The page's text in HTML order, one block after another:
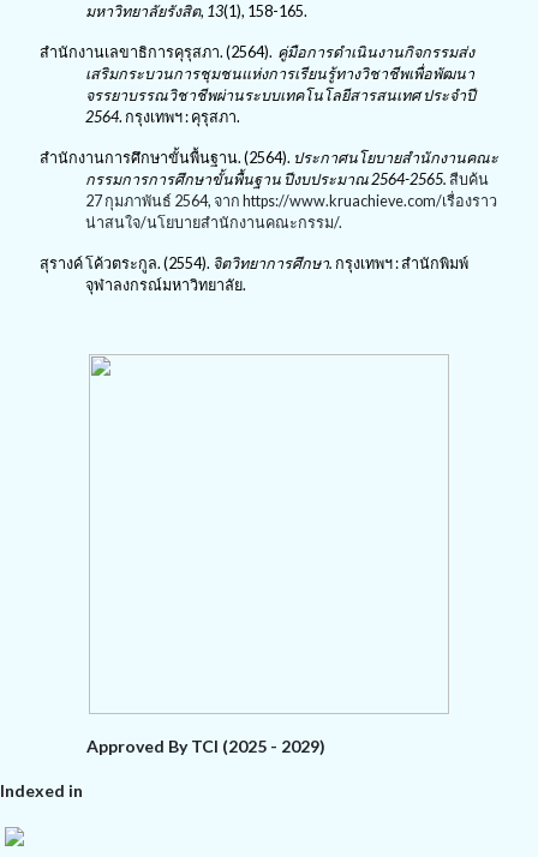
มหาวิทยาลัยรังสิต, 13(1), 158-165.
สำนักงานเลขาธิการคุรุสภา. (2564). คู่มือการดำเนินงานกิจกรรมส่ง
เสริมกระบวนการชุมชนแห่งการเรียนรู้ทางวิชาชีพเพื่อพัฒนา
จรรยาบรรณวิชาชีพผ่านระบบเทคโนโลยีสารสนเทศ ประจำปี
2564. กรุงเทพฯ : คุรุสภา.
สำนักงานการศึกษาขั้นพื้นฐาน. (2564). ประกาศนโยบายสำนักงานคณะ
กรรมการการศึกษาขั้นพื้นฐาน ปีงบประมาณ 2564-2565. สืบค้น
27 กุมภาพันธ์ 2564, จาก https://www.kruachieve.com/เรื่องราว
น่าสนใจ/นโยบายสํานักงานคณะกรรม/.
สุรางค์ โค้วตระกูล. (2554). จิตวิทยาการศึกษา. กรุงเทพฯ : สำนักพิมพ์
จุฬาลงกรณ์มหาวิทยาลัย.
Approved By TCI (2025 - 2029)
Indexed in